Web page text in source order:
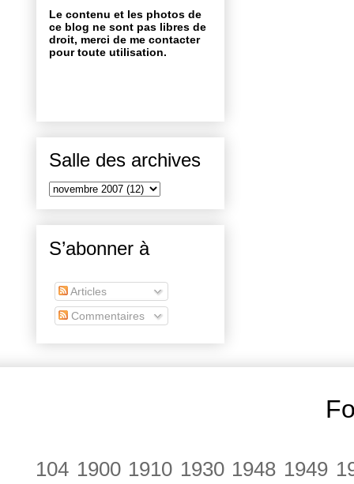
Le contenu et les photos de
ce blog ne sont pas libres de
droit, merci de me contacter
pour toute utilisation.
Salle des archives
S’abonner à
Articles
Commentaires
104 1900 1910 1930 1948 1949